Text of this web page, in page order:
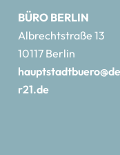
BÜRO BERLIN
Albrechtstraße 13
10117 Berlin
r21.de